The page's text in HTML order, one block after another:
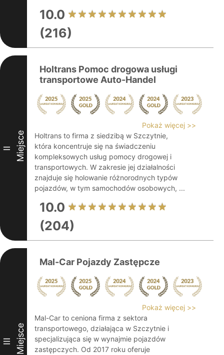
10.0
(216)
II Miejsce
Holtrans Pomoc drogowa usługi
transportowe Auto-Handel
Pokaż więcej >>
Holtrans to firma z siedzibą w Szczytnie,
która koncentruje się na świadczeniu
kompleksowych usług pomocy drogowej i
transportowych. W zakresie jej działalności
znajduje się holowanie różnorodnych typów
pojazdów, w tym samochodów osobowych, ...
10.0
(204)
III Miejsce
Mal-Car Pojazdy Zastępcze
Pokaż więcej >>
Mal-Car to ceniona firma z sektora
transportowego, działająca w Szczytnie i
specjalizująca się w wynajmie pojazdów
zastępczych. Od 2017 roku oferuje